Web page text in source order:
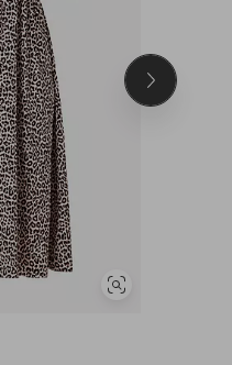
Soortgelijke
Volgend